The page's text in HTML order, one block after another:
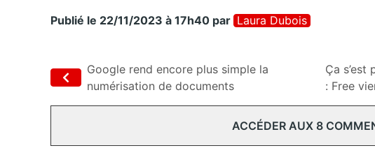
Publié le 22/11/2023 à 17h40 par Laura Dubois
Google rend encore plus simple la
numérisation de documents
Ça s’est
: Free
ACCÉDER AUX 8